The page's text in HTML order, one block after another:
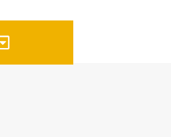
さんと、個々のスタ